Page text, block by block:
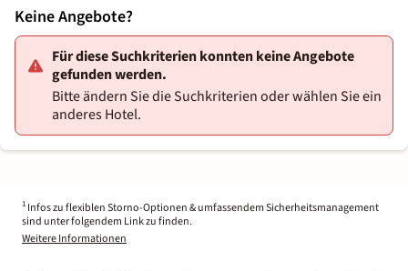
Keine Angebote?
Für diese Suchkriterien konnten keine Angebote
gefunden werden.
Bitte ändern Sie die Suchkriterien oder wählen Sie ein
anderes Hotel.
1 Infos zu flexiblen Storno-Optionen & umfassendem Sicherheitsmanagement
sind unter folgendem Link zu finden.
Weitere Informationen